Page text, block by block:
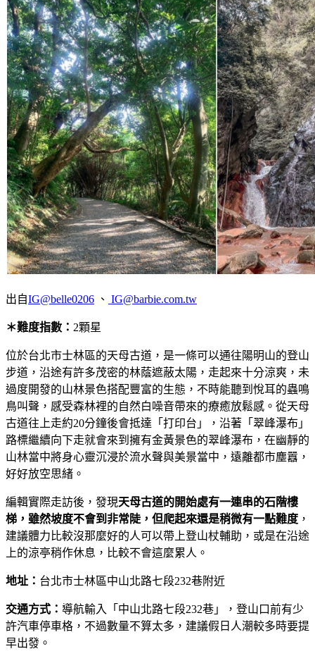
出自IG@belle0206 、 IG@barbie.com.tw
＊難度指數： 2顆星
位於台北市士林區的天母古道，是一條可以通往陽明山的登山
步道，沿途有許多茂密的林蔭遮蔽太陽，走起來十分涼爽，未
過度開發的山林景色搭配豐富的生態，不時能聽到悅耳的蟲鳴
鳥叫聲，感受森林裡的自然白噪音帶來的療癒放鬆感。從天母
古道往上走約20分鐘後會抵達「打印台」，沿著「翠峰瀑布」
路標繼續向下走就會來到擁有金黃景色的翠峰瀑布，在幽靜的
山林當中將身心靈沉浸於流水聲與美景當中，遠離都市塵囂，
好好放空思緒。
編輯實際走訪後，發現天母古道的開始處有一連串的石階樓
梯，雖然坡度不會到非常陡，但爬起來還是稍微有一點難度 ，
建議體力比較沒那麼好的人可以帶上登山杖輔助，或是在沿途
上的涼亭稍作休息，比較不會這麼累人。
地址： 台北市士林區中山北路七段232巷附近
交通方式： 導航輸入「中山北路七段232巷」，登山口前有少
許汽車停車格，不過數量不算太多，建議假日人潮較多時要提
早出發。